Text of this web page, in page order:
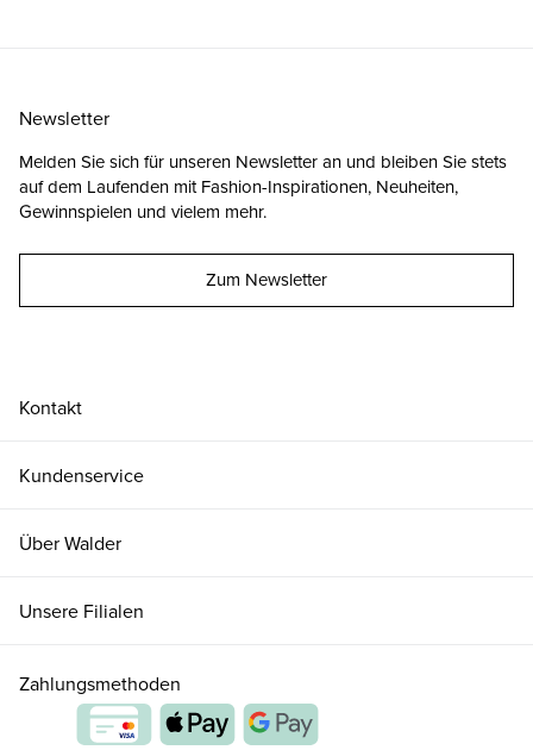
Kontakt
Kundenservice
Über Walder
Unsere Filialen
Newsletter
Melden Sie sich für unseren Newsletter an und bleiben Sie stets
auf dem Laufenden mit Fashion-Inspirationen, Neuheiten,
Gewinnspielen und vielem mehr.
Zum Newsletter
Zahlungsmethoden